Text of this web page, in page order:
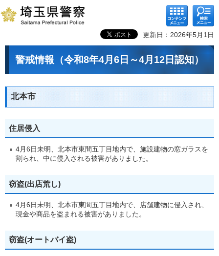
コンテ
ンツメ
ニュー
検索メ
ニュー
更新日：2026年5月1日
警戒情報（令和8年4月6日～4月12日認知）
北本市
住居侵入
4月6日未明、北本市東間五丁目地内で、施設建物の窓ガラスを
割られ、中に侵入される被害がありました。
窃盗(出店荒し)
4月6日未明、北本市東間五丁目地内で、店舗建物に侵入され、
現金や商品を盗まれる被害がありました。
窃盗(オートバイ盗)